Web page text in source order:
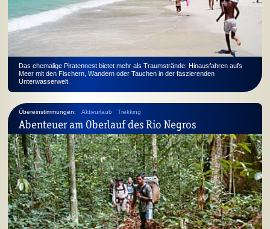
Das ehemalige Piratennest bietet mehr als Traumstrände: Hinausfahren aufs
Meer mit den Fischern, Wandern oder Tauchen in der faszierenden
Unterwasserwelt.
Übereinstimmungen: Aktivurlaub Trekking
Abenteuer am Oberlauf des Rio Negros